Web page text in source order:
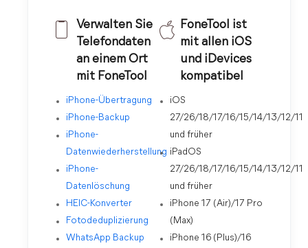
Verwalten Sie
Telefondaten
an einem Ort
mit FoneTool
iPhone-Übertragung
iPhone-Backup
iPhone-
Datenwiederherstellung
iPhone-
Datenlöschung
HEIC-Konverter
Fotodeduplizierung
WhatsApp Backup
FoneTool ist
mit allen iOS
und iDevices
kompatibel
iOS
27/26/18/17/16/15/14/13/12/11
und früher
iPadOS
27/26/18/17/16/15/14/13/12/11
und früher
iPhone 17 (Air)/17 Pro
(Max)
iPhone 16 (Plus)/16